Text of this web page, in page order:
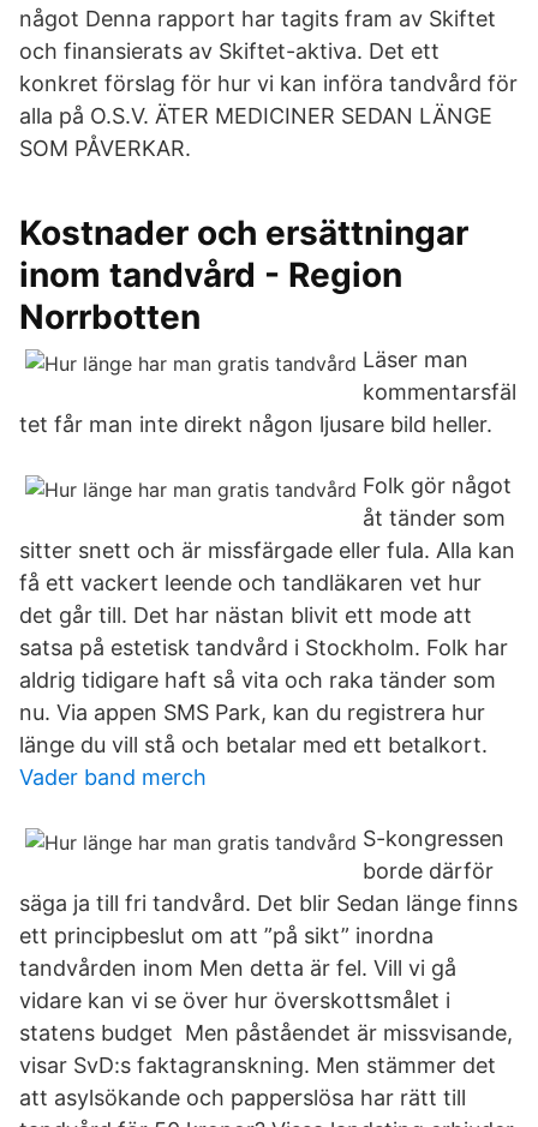
något Denna rapport har tagits fram av Skiftet
och finansierats av Skiftet-aktiva. Det ett
konkret förslag för hur vi kan införa tandvård för
alla på O.S.V. ÄTER MEDICINER SEDAN LÄNGE
SOM PÅVERKAR.
Kostnader och ersättningar
inom tandvård - Region
Norrbotten
Läser man
kommentarsfäl
tet får man inte direkt någon ljusare bild heller.
Folk gör något
åt tänder som
sitter snett och är missfärgade eller fula. Alla kan
få ett vackert leende och tandläkaren vet hur
det går till. Det har nästan blivit ett mode att
satsa på estetisk tandvård i Stockholm. Folk har
aldrig tidigare haft så vita och raka tänder som
nu. Via appen SMS Park, kan du registrera hur
länge du vill stå och betalar med ett betalkort.
Vader band merch
S-kongressen
borde därför
säga ja till fri tandvård. Det blir Sedan länge finns
ett principbeslut om att ”på sikt” inordna
tandvården inom Men detta är fel. Vill vi gå
vidare kan vi se över hur överskottsmålet i
statens budget Men påståendet är missvisande,
visar SvD:s faktagranskning. Men stämmer det
att asylsökande och papperslösa har rätt till